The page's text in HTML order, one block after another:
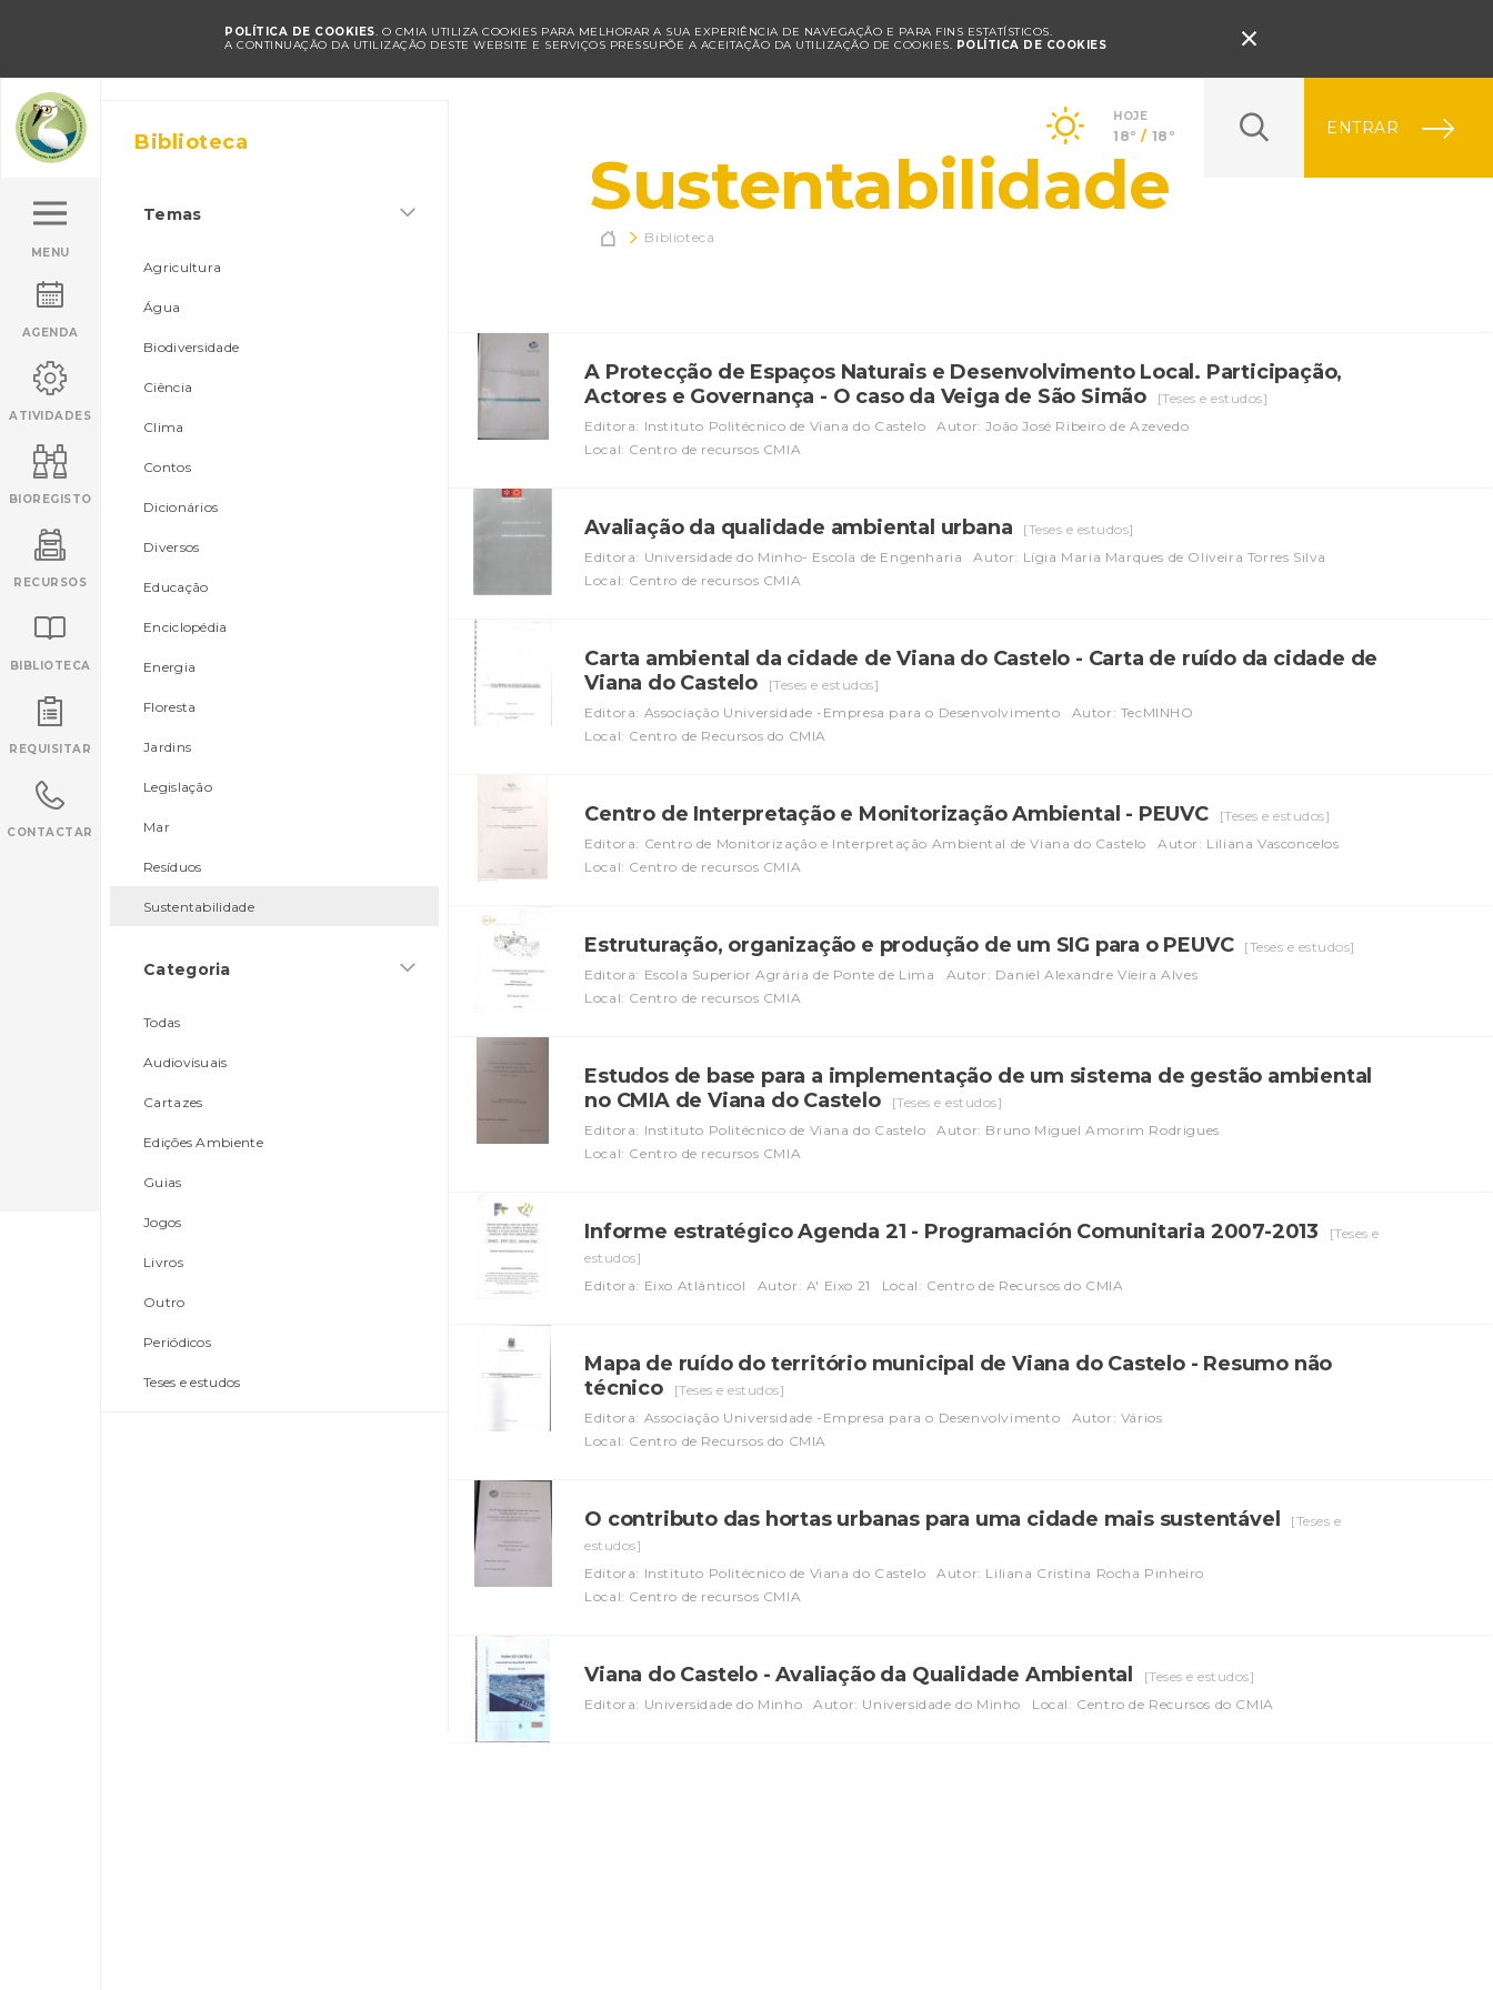
POLÍTICA DE COOKIES. O CMIA UTILIZA COOKIES PARA MELHORAR A SUA EXPERIÊNCIA DE NAVEGAÇÃO E PARA FINS ESTATÍSTICOS.
A CONTINUAÇÃO DA UTILIZAÇÃO DESTE WEBSITE E SERVIÇOS PRESSUPÕE A ACEITAÇÃO DA UTILIZAÇÃO DE COOKIES. POLÍTICA DE COOKIES 
HOJE
18º/ 18º
Pressione Enter
ENTRAR
MENU
AGENDA
ATIVIDADES
BIOREGISTO
RECURSOS
BIBLIOTECA
REQUISITAR
CONTACTAR
Biblioteca
Temas
Agricultura
Água
Biodiversidade
Ciência
Clima
Contos
Dicionários
Diversos
Educação
Enciclopédia
Energia
Floresta
Jardins
Legislação
Mar
Resíduos
Sustentabilidade
Categoria
Todas
Audiovisuais
Cartazes
Edições Ambiente
Guias
Jogos
Livros
Outro
Periódicos
Teses e estudos
Sustentabilidade
 Biblioteca
A Protecção de Espaços Naturais e Desenvolvimento Local. Participação,
Actores e Governança - O caso da Veiga de São Simão
[Teses e estudos]
Editora: Instituto Politécnico de Viana do Castelo
Autor: João José Ribeiro de Azevedo
Local: Centro de recursos CMIA
Avaliação da qualidade ambiental urbana
[Teses e estudos]
Editora: Universidade do Minho- Escola de Engenharia
Autor: Lígia Maria Marques de Oliveira Torres Silva
Local: Centro de recursos CMIA
Carta ambiental da cidade de Viana do Castelo - Carta de ruído da cidade de
Viana do Castelo
[Teses e estudos]
Editora: Associação Universidade -Empresa para o Desenvolvimento
Autor: TecMINHO
Local: Centro de Recursos do CMIA
Centro de Interpretação e Monitorização Ambiental - PEUVC
[Teses e estudos]
Editora: Centro de Monitorização e Interpretação Ambiental de Viana do Castelo
Autor: Liliana Vasconcelos
Local: Centro de recursos CMIA
Estruturação, organização e produção de um SIG para o PEUVC
[Teses e estudos]
Editora: Escola Superior Agrária de Ponte de Lima
Autor: Daniel Alexandre Vieira Alves
Local: Centro de recursos CMIA
Estudos de base para a implementação de um sistema de gestão ambiental
no CMIA de Viana do Castelo
[Teses e estudos]
Editora: Instituto Politécnico de Viana do Castelo
Autor: Bruno Miguel Amorim Rodrigues
Local: Centro de recursos CMIA
Informe estratégico Agenda 21 - Programación Comunitaria 2007-2013
[Teses e
estudos]
Editora: Eixo Atlânticol
Autor: A' Eixo 21 Local: Centro de Recursos do CMIA
Mapa de ruído do território municipal de Viana do Castelo - Resumo não
técnico
[Teses e estudos]
Editora: Associação Universidade -Empresa para o Desenvolvimento
Autor: Vários
Local: Centro de Recursos do CMIA
O contributo das hortas urbanas para uma cidade mais sustentável
[Teses e
estudos]
Editora: Instituto Politécnico de Viana do Castelo
Autor: Liliana Cristina Rocha Pinheiro
Local: Centro de recursos CMIA
Viana do Castelo - Avaliação da Qualidade Ambiental
[Teses e estudos]
Editora: Universidade do Minho
Autor: Universidade do Minho Local: Centro de Recursos do CMIA